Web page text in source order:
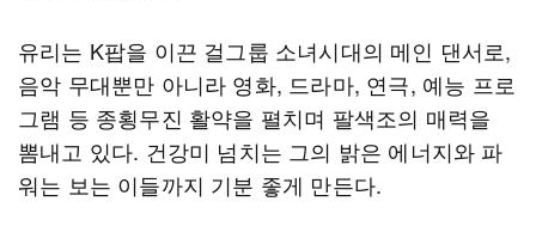
유리는 K팝을 이끈 걸그룹 소녀시대의 메인 댄서로,
음악 무대뿐만 아니라 영화, 드라마, 연극, 예능 프로
그램 등 종횡무진 활약을 펼치며 팔색조의 매력을
뽐내고 있다. 건강미 넘치는 그의 밝은 에너지와 파
워는 보는 이들까지 기분 좋게 만든다.